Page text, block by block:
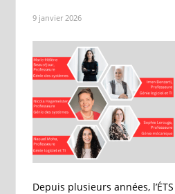
9 janvier 2026
Depuis plusieurs années,